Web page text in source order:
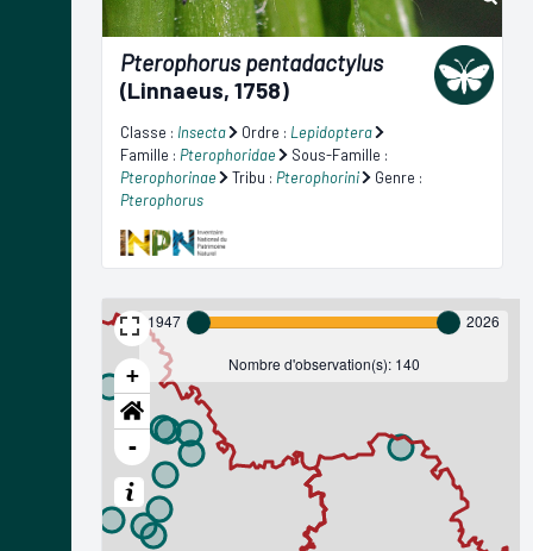
Pterophorus pentadactylus
(Linnaeus, 1758)
Classe : Insecta Ordre : Lepidoptera
Famille : Pterophoridae
Sous-Famille :
Pterophorinae
Tribu : Pterophorini
Genre :
Pterophorus
+
-
1947 2026
Nombre d'observation(s): 140